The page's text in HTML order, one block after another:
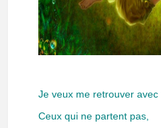
Je veux me retrouver
Ceux qui ne partent pas,